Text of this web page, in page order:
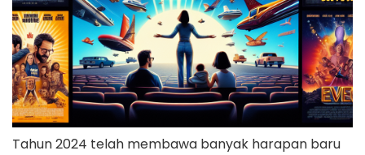
Tahun 2024 telah membawa banyak harapan baru